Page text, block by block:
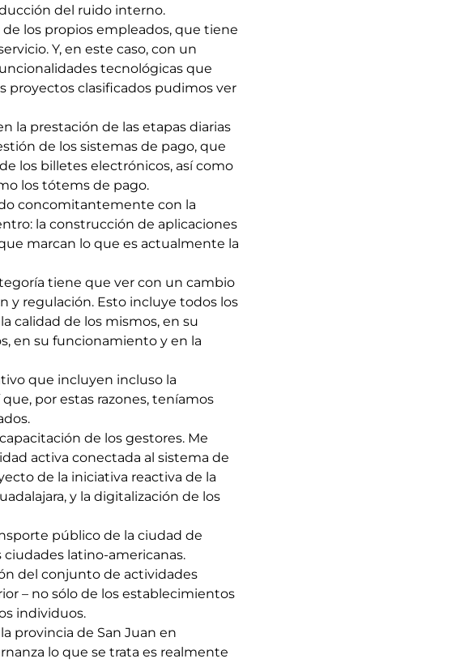
del ruido interno.
los propios empleados, que tiene
Y, en este caso, con un
tecnológicas que
proyectos clasificados pudimos ver
la prestación de las etapas diarias
de los sistemas de pago, que
los billetes electrónicos, así como
los tótems de pago.
concomitantemente con la
la construcción de aplicaciones
marcan lo que es actualmente la
tiene que ver con un cambio
y regulación. Esto incluye todos los
calidad de los mismos, en su
en su funcionamiento y en la
que incluyen incluso la
por estas razones, teníamos
de los gestores. Me
activa conectada al sistema de
de la iniciativa reactiva de la
y la digitalización de los
público de la ciudad de
latino-americanas.
del conjunto de actividades
– no sólo de los establecimientos
individuos.
provincia de San Juan en
lo que se trata es realmente